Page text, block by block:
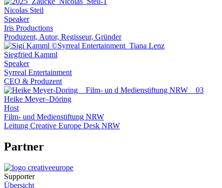
Nicolas Steil
Speaker
Iris Productions
Produzent, Autor, Regisseur, Gründer
Siegfried Kamml
Speaker
Syrreal Entertainment
CEO & Produzent
Heike Meyer–Döring
Host
Film- und Medienstiftung NRW
Leitung Creative Europe Desk NRW
Partner
Supporter
Übersicht